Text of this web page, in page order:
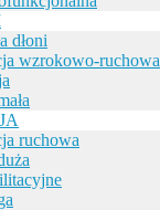
dłoni
wzrokowo-ruchowa
ruchowa